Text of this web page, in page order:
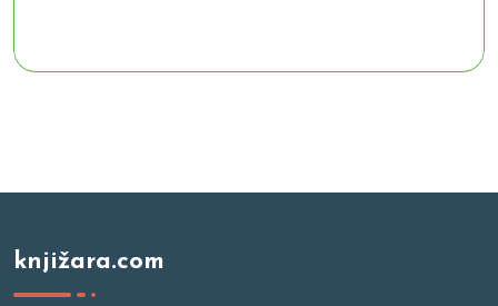
knjižara.com